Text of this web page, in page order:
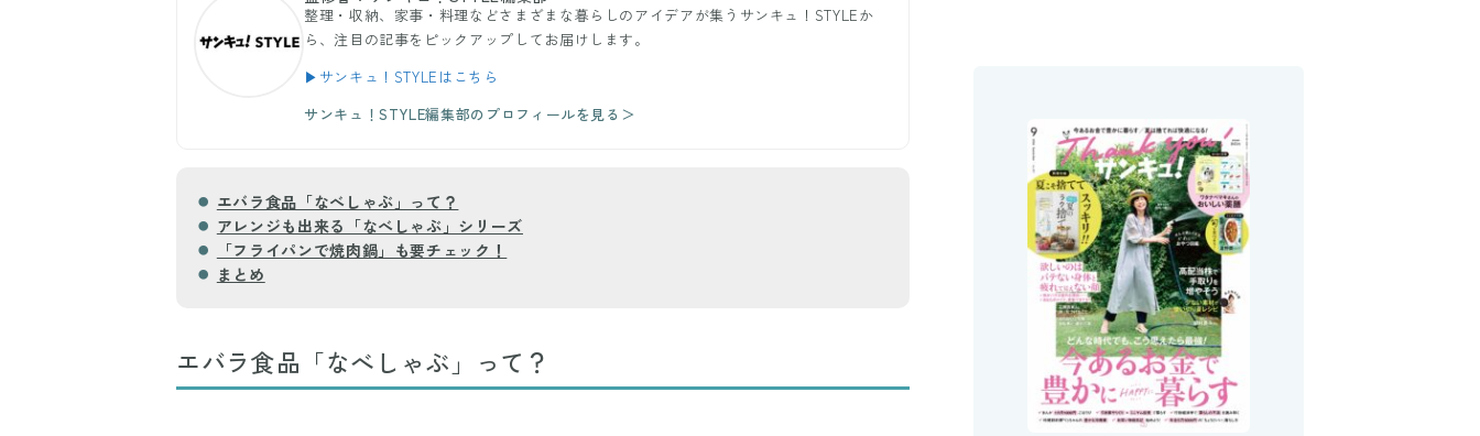
整理・収納、家事・料理などさまざまな暮らしのアイデアが集うサンキュ！STYLEか
ら、注目の記事をピックアップしてお届けします。
▶サンキュ！STYLEはこちら
サンキュ！STYLE編集部のプロフィールを見る＞
エバラ食品「なべしゃぶ」って？
アレンジも出来る「なべしゃぶ」シリーズ
「フライパンで焼肉鍋」も要チェック！
まとめ
エバラ食品「なべしゃぶ」って？